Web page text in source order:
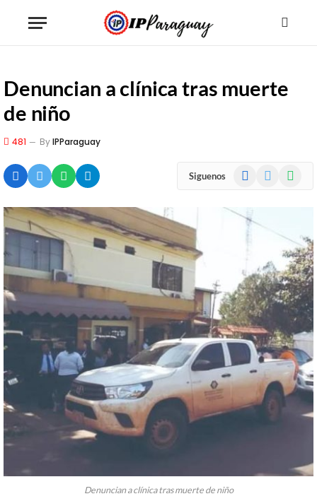
Denuncian a clínica tras muerte
de niño
481 ByIPParaguay
Siguenos Facebook
Denuncian a clínica tras muerte de niño